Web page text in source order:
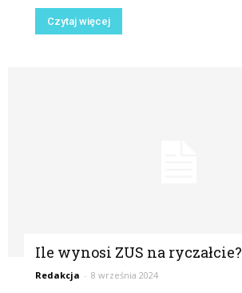
Czytaj więcej
Ile wynosi ZUS na ryczałcie?
Redakcja - 8 września 2024